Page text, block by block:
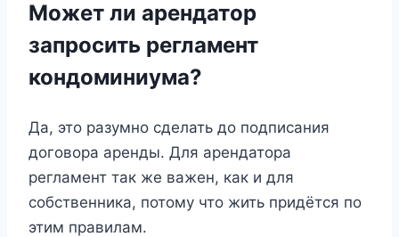
Может ли арендатор
запросить регламент
кондоминиума?
Да, это разумно сделать до подписания
договора аренды. Для арендатора
регламент так же важен, как и для
собственника, потому что жить придётся по
этим правилам.